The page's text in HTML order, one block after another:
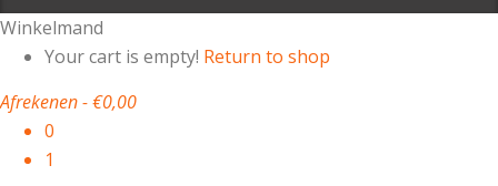
Winkelmand
Your cart is empty! Return to shop
Afrekenen-€0,00
0
1